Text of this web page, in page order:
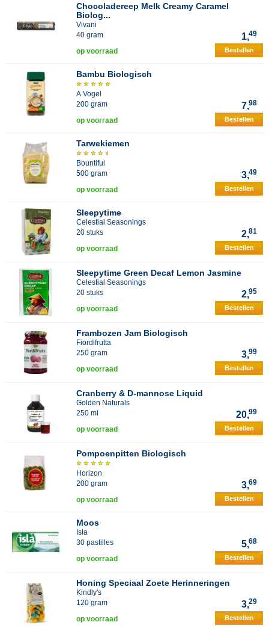
Chocoladereep Melk Creamy Caramel
Biolog...
Vivani
40 gram
1,49
op voorraad Bestellen
Bambu Biologisch
A.Vogel
200 gram
7,98
op voorraad Bestellen
Tarwekiemen
Bountiful
500 gram
3,49
op voorraad Bestellen
Sleepytime
Celestial Seasonings
20 stuks
2,81
op voorraad Bestellen
Sleepytime Green Decaf Lemon Jasmine
Celestial Seasonings
20 stuks
2,95
op voorraad Bestellen
Frambozen Jam Biologisch
Fiordifrutta
250 gram
3,99
op voorraad Bestellen
Cranberry & D-mannose Liquid
Golden Naturals
250 ml
20,99
op voorraad Bestellen
Pompoenpitten Biologisch
Horizon
200 gram
3,69
op voorraad Bestellen
Moos
Isla
30 pastilles
5,68
op voorraad Bestellen
Honing Speciaal Zoete Herinneringen
Kindly's
120 gram
3,29
op voorraad Bestellen